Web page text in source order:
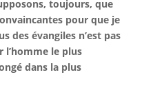
toujours, que
pour que je
des évangiles n’est pas
l’homme le plus
dans la plus